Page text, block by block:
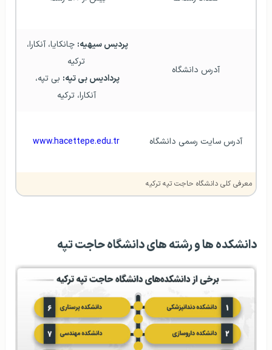
آدرس دانشگاه
پردیس سیهیه:
ترکیه
پردادیس بی تپه:
آنکارا، ترکیه
آدرس سایت رسمی دانشگاه www.hacettepe.edu.tr
معرفی کلی دانشگاه حاجت تپه ترکیه
دانشکده ها و رشته های دانشگاه حاجت تپه